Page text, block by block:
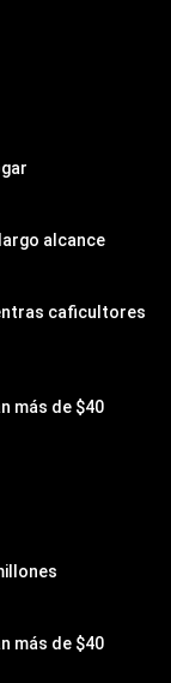
alcance
caficultores
más de $40
más de $40